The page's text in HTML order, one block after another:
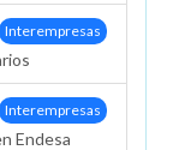
Interempresas
Interempresas
Endesa